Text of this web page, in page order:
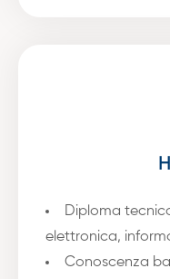
Diploma
elettronica,
Conoscenza